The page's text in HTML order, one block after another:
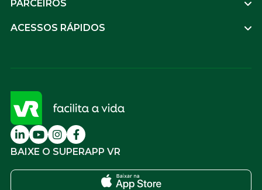
PARCEIROS
ACESSOS RÁPIDOS
BAIXE O SUPERAPP VR